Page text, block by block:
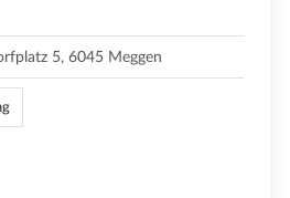
5, 6045 Meggen